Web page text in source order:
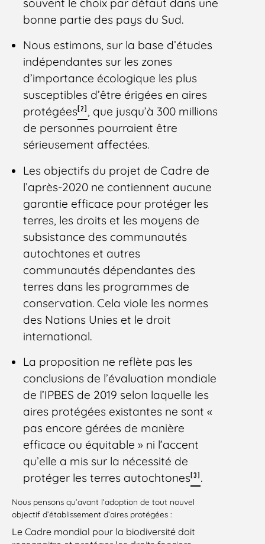
souvent le choix par défaut dans une
bonne partie des pays du Sud.
Nous estimons, sur la base d’études
indépendantes sur les zones
d’importance écologique les plus
susceptibles d’être érigées en aires
protégées[2], que jusqu’à 300 millions
de personnes pourraient être
sérieusement affectées.
Les objectifs du projet de Cadre de
l’après-2020 ne contiennent aucune
garantie efficace pour protéger les
terres, les droits et les moyens de
subsistance des communautés
autochtones et autres
communautés dépendantes des
terres dans les programmes de
conservation. Cela viole les normes
des Nations Unies et le droit
international.
La proposition ne reflète pas les
conclusions de l’évaluation mondiale
de l’IPBES de 2019 selon laquelle les
aires protégées existantes ne sont «
pas encore gérées de manière
efficace ou équitable » ni l’accent
qu’elle a mis sur la nécessité de
protéger les terres autochtones[3].
Nous pensons qu’avant l’adoption de tout nouvel
objectif d’établissement d’aires protégées :
Le Cadre mondial pour la biodiversité doit